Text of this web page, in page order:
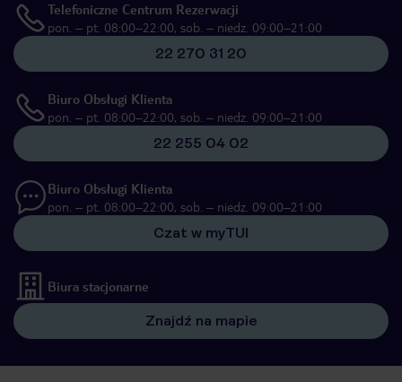
Telefoniczne Centrum Rezerwacji
pon. – pt. 08:00–22:00, sob. – niedz. 09:00–21:00
22 270 31 20
Biuro Obsługi Klienta
pon. – pt. 08:00–22:00, sob. – niedz. 09:00–21:00
22 255 04 02
Biuro Obsługi Klienta
pon. – pt. 08:00–22:00, sob. – niedz. 09:00–21:00
Czat w myTUI
Biura stacjonarne
Znajdź na mapie